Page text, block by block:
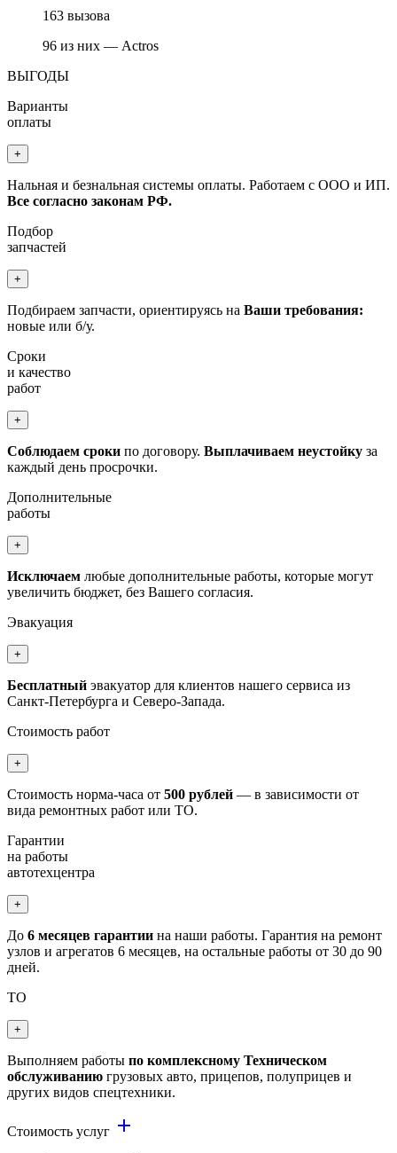
163 вызова
96 из них — Actros
ВЫГОДЫ
Варианты
оплаты
+
Нальная и безнальная системы оплаты. Работаем с ООО и ИП.
Все согласно законам РФ.
Подбор
запчастей
+
Подбираем запчасти, ориентируясь на Ваши требования:
новые или б/у.
Сроки
и качество
работ
+
Соблюдаем сроки по договору. Выплачиваем неустойку за
каждый день просрочки.
Дополнительные
работы
+
Исключаем любые дополнительные работы, которые могут
увеличить бюджет, без Вашего согласия.
Эвакуация
+
Бесплатный эвакуатор для клиентов нашего сервиса из
Санкт-Петербурга и Северо-Запада.
Стоимость работ
+
Стоимость норма-часа от 500 рублей — в зависимости от
вида ремонтных работ или ТО.
Гарантии
на работы
автотехцентра
+
До 6 месяцев гарантии на наши работы. Гарантия на ремонт
узлов и агрегатов 6 месяцев, на остальные работы от 30 до 90
дней.
ТО
+
Выполняем работы по комплексному Техническом
обслуживанию грузовых авто, прицепов, полуприцев и
других видов спецтехники.
Стоимость услуг add